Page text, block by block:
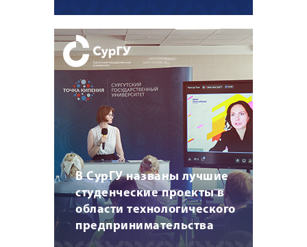
В СурГУ названы лучшие
студенческие проекты в
области технологического
предпринимательства